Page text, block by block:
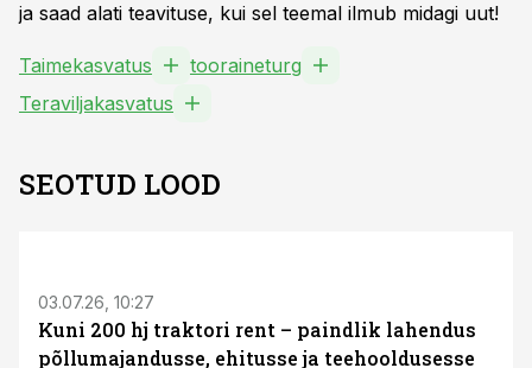
ja saad alati teavituse, kui sel teemal ilmub midagi uut!
Taimekasvatus
tooraineturg
Teraviljakasvatus
SEOTUD LOOD
03.07.26, 10:27
Kuni 200 hj traktori rent – paindlik lahendus
põllumajandusse, ehitusse ja teehooldusesse